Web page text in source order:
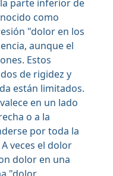
parte inferior de
como
"dolor en los
aunque el
Estos
de rigidez y
están limitados.
en un lado
o a la
por toda la
veces el dolor
dolor en una